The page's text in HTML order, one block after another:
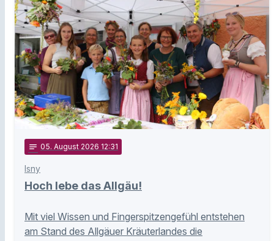
notes 05. August 2026 12:31
Isny
Hoch lebe das Allgäu!
Mit viel Wissen und Fingerspitzengefühl entstehen
am Stand des Allgäuer Kräuterlandes die